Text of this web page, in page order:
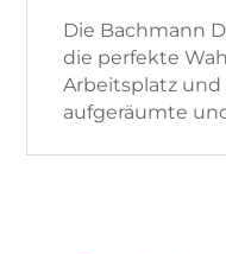
Die Bachmann
die perfekte
Arbeitsplatz und
aufgeräumte